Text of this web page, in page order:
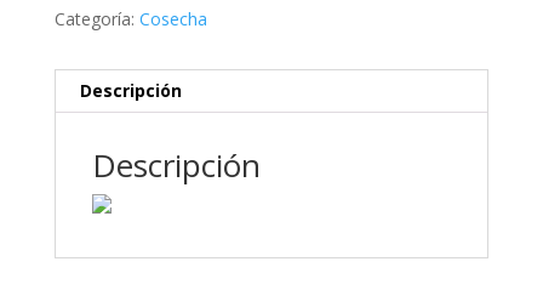
Categoría: Cosecha
Descripción
Descripción